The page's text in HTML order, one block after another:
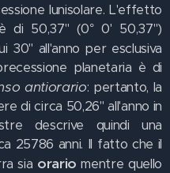
lunisolare. L'effetto
di 50,37" (0° 0' 50,37")
30" all'anno per esclusiva
planetaria è di
antiorario: pertanto, la
di circa 50,26" all'anno in
descrive quindi una
25786 anni. Il fatto che il
sia orario mentre quello